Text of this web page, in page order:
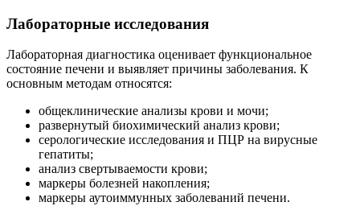
Лабораторные исследования
Лабораторная диагностика оценивает функциональное
состояние печени и выявляет причины заболевания. К
основным методам относятся:
общеклинические анализы крови и мочи;
развернутый биохимический анализ крови;
серологические исследования и ПЦР на вирусные
гепатиты;
анализ свертываемости крови;
маркеры болезней накопления;
маркеры аутоиммунных заболеваний печени.